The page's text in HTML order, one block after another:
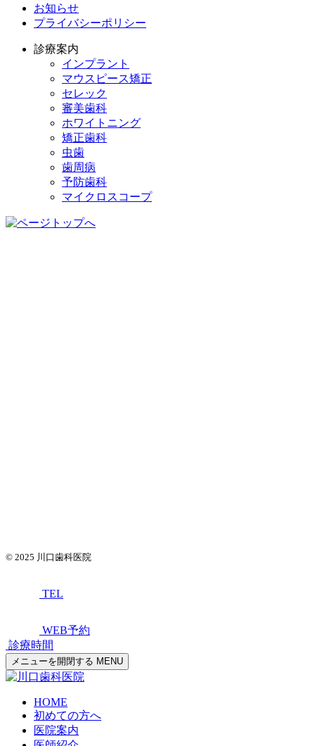
お知らせ
プライバシーポリシー
診療案内
インプラント
マウスピース矯正
セレック
審美歯科
ホワイトニング
矯正歯科
虫歯
歯周病
予防歯科
マイクロスコープ
© 2025 川口歯科医院
TEL
WEB予約
診療時間
メニューを開閉する MENU
HOME
初めての方へ
医院案内